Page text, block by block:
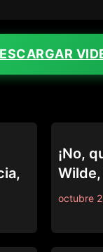
¡No,
octubre